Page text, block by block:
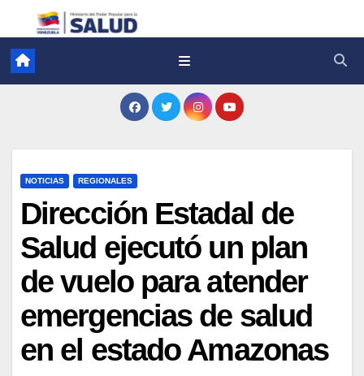
NOTICIAS REGIONALES
Dirección Estadal de
Salud ejecutó un plan
de vuelo para atender
emergencias de salud
en el estado Amazonas